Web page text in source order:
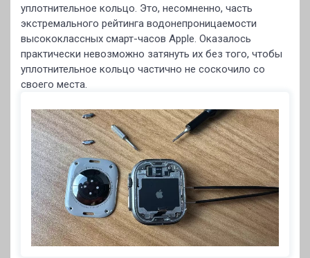
уплотнительное кольцо. Это, несомненно, часть
экстремального рейтинга водонепроницаемости
высококлассных смарт-часов Apple. Оказалось
практически невозможно затянуть их без того, чтобы
уплотнительное кольцо частично не соскочило со
своего места.